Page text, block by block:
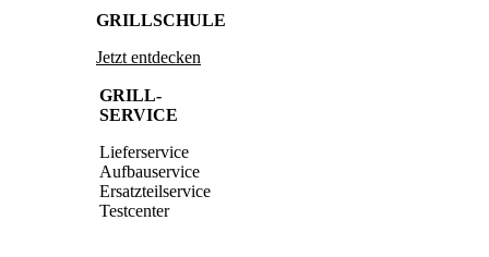
GRILLSCHULE
Jetzt entdecken
GRILL-
SERVICE
Lieferservice
Aufbauservice
Ersatzteilservice
Testcenter